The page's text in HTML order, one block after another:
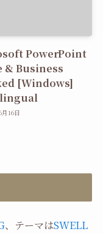
PowerPoint
& Business
[Windows]
16日
、テーマはSWELL